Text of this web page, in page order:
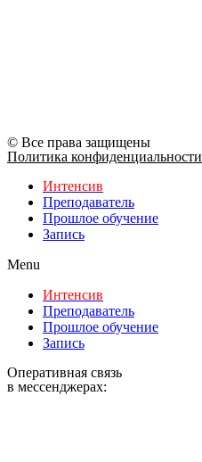
© Все права защищены
Политика конфиденциальности
Интенсив
Преподаватель
Прошлое обучение
Запись
Menu
Интенсив
Преподаватель
Прошлое обучение
Запись
Оперативная связь
в мессенджерах: